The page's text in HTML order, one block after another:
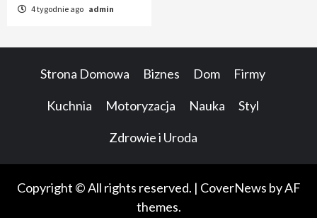
4 tygodnie ago admin
Strona Domowa Biznes Dom Firmy
Kuchnia Motoryzacja Nauka Styl
Zdrowie i Uroda
Copyright © All rights reserved. | CoverNews by AF
themes.